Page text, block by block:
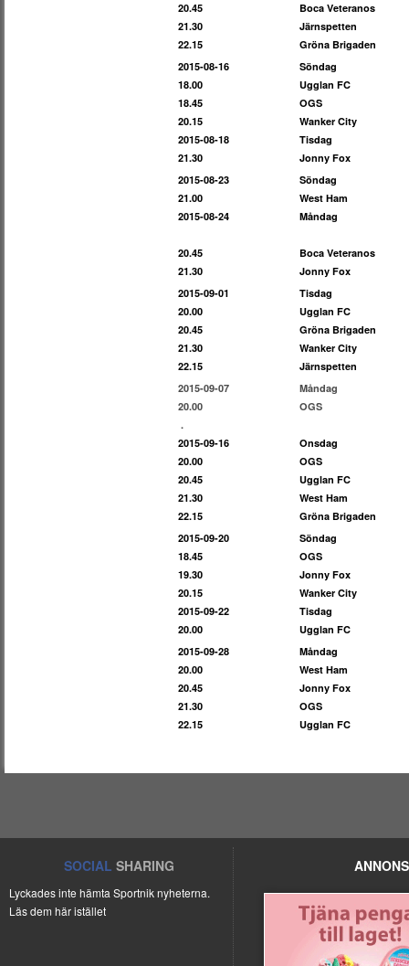
20.45
Boca Veteranos
21.30
Järnspetten
22.15
Gröna Brigaden
2015-08-16
Söndag
18.00
Ugglan FC
18.45
OGS
20.15
Wanker City
2015-08-18
Tisdag
21.30
Jonny Fox
2015-08-23
Söndag
21.00
West Ham
2015-08-24
Måndag
20.45
Boca Veteranos
21.30
Jonny Fox
2015-09-01
Tisdag
20.00
Ugglan FC
20.45
Gröna Brigaden
21.30
Wanker City
22.15
Järnspetten
2015-09-07
Måndag
20.00
OGS
.
2015-09-16
Onsdag
20.00
OGS
20.45
Ugglan FC
21.30
West Ham
22.15
Gröna Brigaden
2015-09-20
Söndag
18.45
OGS
19.30
Jonny Fox
20.15
Wanker City
2015-09-22
Tisdag
20.00
Ugglan FC
2015-09-28
Måndag
20.00
West Ham
20.45
Jonny Fox
21.30
OGS
22.15
Ugglan FC
SOCIAL SHARING
Lyckades inte hämta Sportnik nyheterna.
Läs dem här istället